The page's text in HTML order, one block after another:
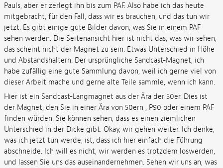
Pauls, aber er zerlegt ihn bis zum PAF. Also habe ich das heute
mitgebracht, für den Fall, dass wir es brauchen, und das tun wir
jetzt. Es gibt einige gute Bilder davon, was Sie in einem PAF
sehen werden. Die Seitenansicht hier ist nicht das, was wir sehen,
das scheint nicht der Magnet zu sein. Etwas Unterschied in Höhe
und Abstandshaltern. Der ursprüngliche Sandcast-Magnet, ich
habe zufällig eine gute Sammlung davon, weil ich gerne viel von
dieser Arbeit mache und gerne alte Teile sammle, wenn ich kann.
Hier ist ein Sandcast-Langmagnet aus der Ära der 50er. Dies ist
der Magnet, den Sie in einer Ära von 50ern , P90 oder einem PAF
finden würden. Sie können sehen, dass es einen ziemlichen
Unterschied in der Dicke gibt. Okay, wir gehen weiter. Ich denke,
was ich jetzt tun werde, ist, dass ich hier einfach die Führung
abschneide. Ich will es nicht, wir werden es trotzdem loswerden,
und lassen Sie uns das auseinandernehmen. Sehen wir uns an, was